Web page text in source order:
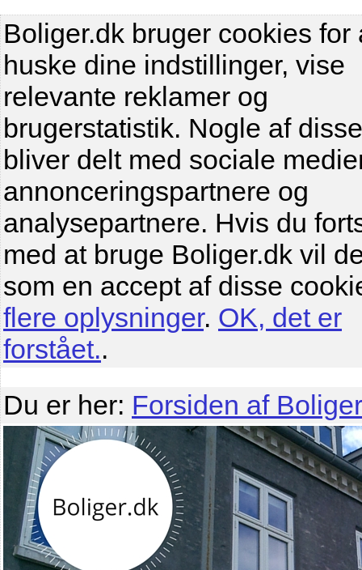
Boliger.dk bruger cookies for
huske dine indstillinger, vise
relevante reklamer og
brugerstatistik. Nogle af
bliver delt med sociale
annonceringspartnere og
analysepartnere. Hvis du
med at bruge Boliger.dk vil
som en accept af disse
flere oplysninger. OK, det er
forstået..
Du er her: Forsiden af